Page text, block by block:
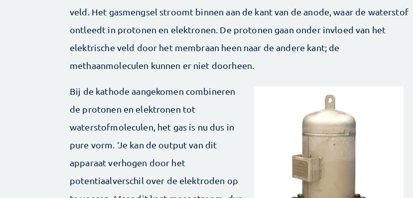
veld. Het gasmengsel stroomt binnen aan de kant van de anode, waar de waterstof
ontleedt in protonen en elektronen. De protonen gaan onder invloed van het
elektrische veld door het membraan heen naar de andere kant; de
methaanmoleculen kunnen er niet doorheen.
Bij de kathode aangekomen combineren
de protonen en elektronen tot
waterstofmoleculen, het gas is nu dus in
pure vorm. ‘Je kan de output van dit
apparaat verhogen door het
potentiaalverschil over de elektroden op